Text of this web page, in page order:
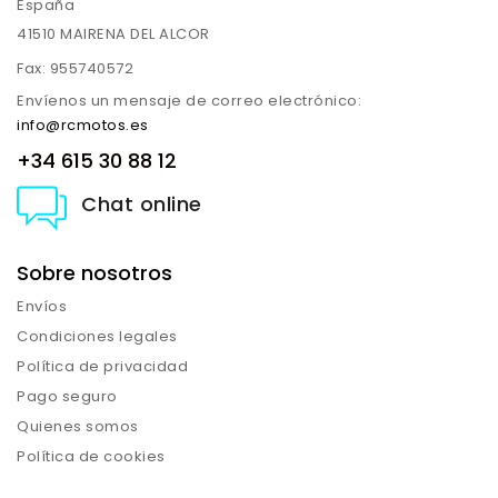
España
41510 MAIRENA DEL ALCOR
Fax: 955740572
Envíenos un mensaje de correo electrónico:
info@rcmotos.es
+34 615 30 88 12
Chat online
Sobre nosotros
Envíos
Condiciones legales
Política de privacidad
Pago seguro
Quienes somos
Política de cookies